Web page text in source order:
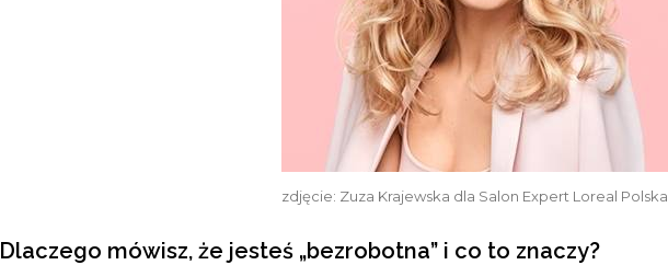
zdjęcie: Zuza Krajewska dla Salon Expert Loreal Polska
Dlaczego mówisz, że jesteś „bezrobotna” i co to znaczy?